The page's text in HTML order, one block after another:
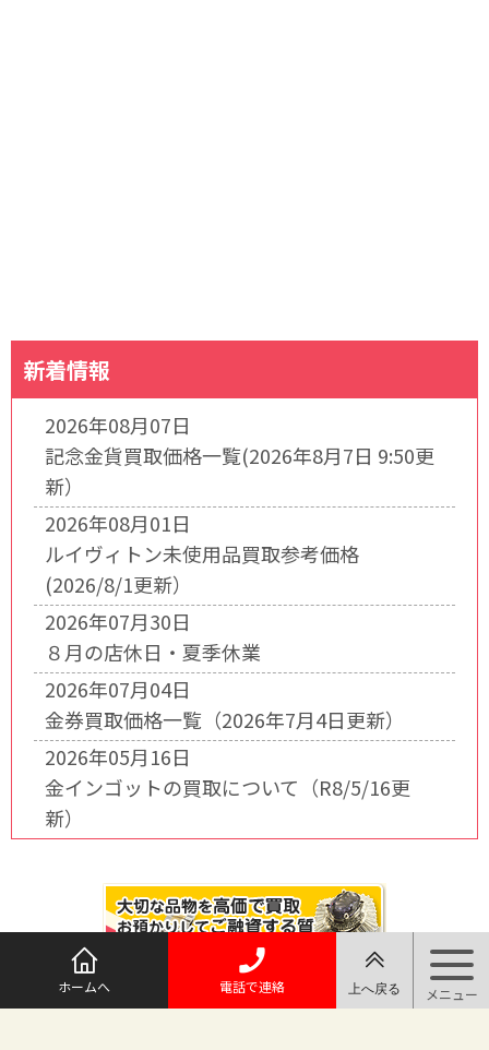
新着情報
2026年08月07日
記念金貨買取価格一覧(2026年8月7日 9:50更
新）
2026年08月01日
ルイヴィトン未使用品買取参考価格
(2026/8/1更新）
2026年07月30日
８月の店休日・夏季休業
2026年07月04日
金券買取価格一覧（2026年7月4日更新）
2026年05月16日
金インゴットの買取について（R8/5/16更
新）
ホームへ 電話で連絡